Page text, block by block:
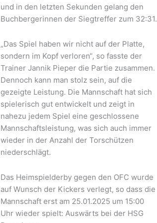
und in den letzten Sekunden gelang den
Buchbergerinnen der Siegtreffer zum 32:31.
„Das Spiel haben wir nicht auf der Platte,
sondern im Kopf verloren“, so fasste der
Trainer Jannik Pieper die Partie zusammen.
Dennoch kann man stolz sein, auf die
gezeigte Leistung. Die Mannschaft hat sich
spielerisch gut entwickelt und zeigt in
nahezu jedem Spiel eine geschlossene
Mannschaftsleistung, was sich auch immer
wieder in der Anzahl der Torschützen
niederschlägt.
Das Heimspielderby gegen den OFC wurde
auf Wunsch der Kickers verlegt, so dass die
Mannschaft erst am 25.01.2025 um 15:00
Uhr wieder spielt: Auswärts bei der HSG